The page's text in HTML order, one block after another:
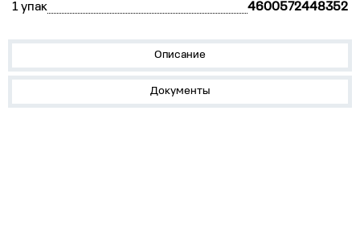
1 упак
4600572448352
Описание
Документы